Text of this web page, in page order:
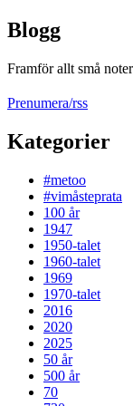
Blogg
Framför allt små
Prenumera/rss
Kategorier
#metoo
#vimåsteprata
100 år
1947
1950-talet
1960-talet
1969
1970-talet
2016
2020
2025
50 år
500 år
70